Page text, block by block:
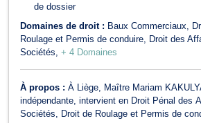
de dossier
Domaines de droit : Baux Commerciaux
Roulage et Permis de conduire
Droit des
Sociétés + 4 Domaines
À propos : À Liège, Maître Mariam
indépendante, intervient en Droit Pénal des
Sociétés, Droit de Roulage et Permis de